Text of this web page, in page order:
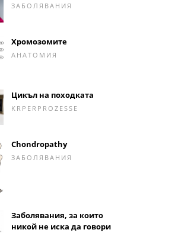
ЗАБОЛЯВАНИЯ
Хромозомите
АНАТОМИЯ
Цикъл на походката
KRPERPROZESSE
Chondropathy
ЗАБОЛЯВАНИЯ
Заболявания, за които
никой не иска да говори